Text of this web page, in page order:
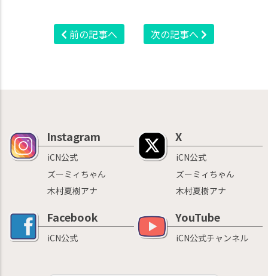
前の記事へ 次の記事へ
Instagram
iCN公式
ズーミィちゃん
木村夏樹アナ
X
iCN公式
ズーミィちゃん
木村夏樹アナ
Facebook
iCN公式
YouTube
iCN公式チャンネル